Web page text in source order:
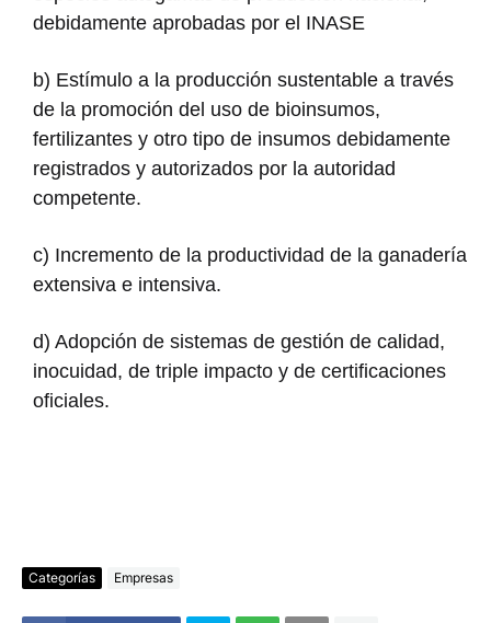
debidamente aprobadas por el INASE
b) Estímulo a la producción sustentable a través
de la promoción del uso de bioinsumos,
fertilizantes y otro tipo de insumos debidamente
registrados y autorizados por la autoridad
competente.
c) Incremento de la productividad de la ganadería
extensiva e intensiva.
d) Adopción de sistemas de gestión de calidad,
inocuidad, de triple impacto y de certificaciones
oficiales.
Categorías Empresas